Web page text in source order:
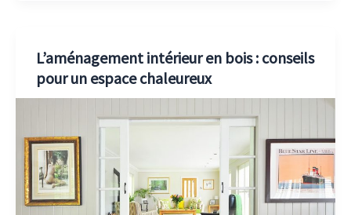
L’aménagement intérieur en bois : conseils
pour un espace chaleureux